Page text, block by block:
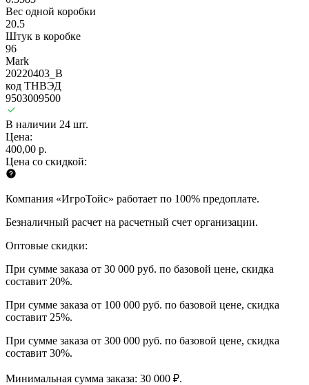
Вес одной коробки
20.5
Штук в коробке
96
Mark
20220403_B
код ТНВЭД
9503009500
В наличии 24 шт.
Цена:
400,00 р.
Цена со скидкой:
Компания «ИгроТойс» работает по 100% предоплате.
Безналичный расчет на расчетный счет организации.
Оптовые скидки:
При сумме заказа от 30 000 руб. по базовой цене, скидка
составит 20%.
При сумме заказа от 100 000 руб. по базовой цене, скидка
составит 25%.
При сумме заказа от 300 000 руб. по базовой цене, скидка
составит 30%.
Минимальная сумма заказа: 30 000 ₽.